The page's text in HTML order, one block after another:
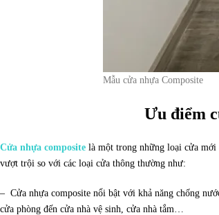
Mẫu cửa nhựa Composite
Ưu điểm
Cửa nhựa composite là một trong những loại cửa mới
vượt trội so với các loại cửa thông thường như:
– Cửa nhựa composite nổi bật với khả năng chống
cửa phòng đến cửa nhà vệ sinh , cửa nhà tắm…